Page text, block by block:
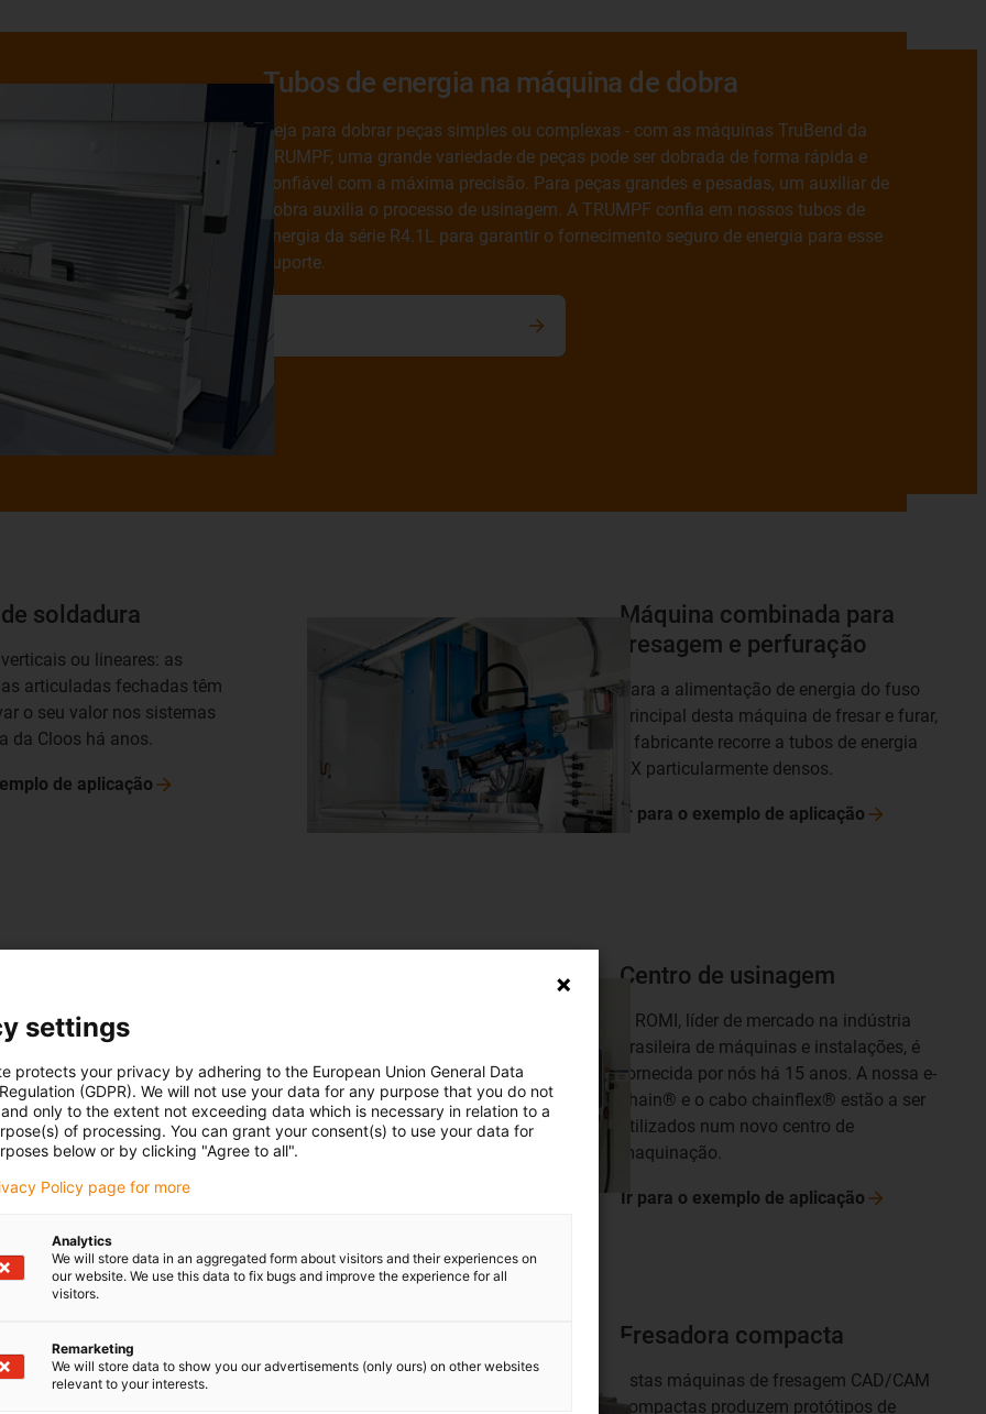
Tubos de energia na máquina de dobra
Seja para dobrar peças simples ou complexas - com as máquinas TruBend da
TRUMPF, uma grande variedade de peças pode ser dobrada de forma rápida e
confiável com a máxima precisão. Para peças grandes e pesadas, um auxiliar de
dobra auxilia o processo de usinagem. A TRUMPF confia em nossos tubos de
energia da série R4.1L para garantir o fornecimento seguro de energia para esse
suporte.
soldadura
ou lineares: as
articuladas fechadas têm
o seu valor nos sistemas
da Cloos há anos.
de aplicação
Máquina combinada para
fresagem e perfuração
Para a alimentação de energia do fuso
principal desta máquina de fresar e furar,
o fabricante recorre a tubos de energia
RX particularmente densos.
Ir para o exemplo de aplicação
e-chain® é utilizado neste
curso de até 20 metros. É
deslocações longas e sem
de aparas.
deaplicação
Centro de usinagem
A ROMI, líder de mercado na indústria
brasileira de máquinas e instalações, é
fornecida por nós há 15 anos. A nossa e-
chain® e o cabo chainflex® estão a ser
utilizados num novo centro de
maquinação.
Ir para o exemplo de aplicação
readychain® com um total
Fresadora compacta
Estas máquinas de fresagem CAD/CAM
compactas produzem protótipos de
settings
protects your privacy by adhering to the European Union General Data
(GDPR). We will not use your data for any purpose that you do not
only to the extent not exceeding data which is necessary in relation to a
of processing. You can grant your consent(s) to use your data for
below or by clicking "Agree to all".
Policy page for more
Analytics
We will store data in an aggregated form about visitors and their experiences on
our website. We use this data to fix bugs and improve the experience for all
visitors.
Remarketing
We will store data to show you our advertisements (only ours) on other websites
relevant to your interests.